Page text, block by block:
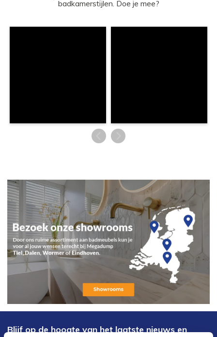
badkamerstijlen. Doe je mee?
Blijf op de hoogte van het laatste nieuws en